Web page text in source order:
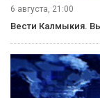
6 августа, 21:00
Вести Калмыкия.